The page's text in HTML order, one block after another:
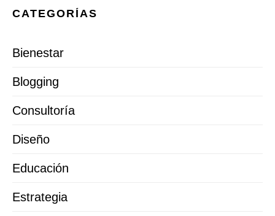
CATEGORÍAS
Bienestar
Blogging
Consultoría
Diseño
Educación
Estrategia